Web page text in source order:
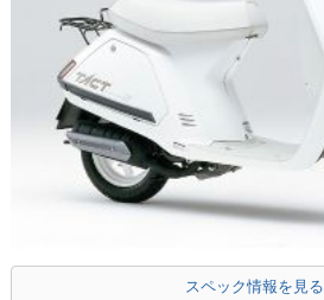
スペック情報を見る